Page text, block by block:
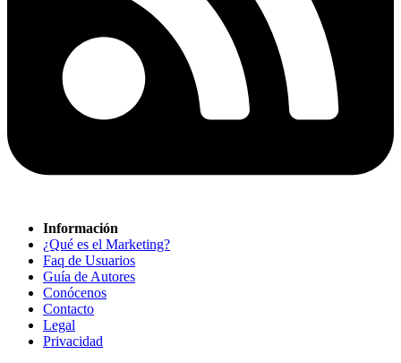
Información
¿Qué es el Marketing?
Faq de Usuarios
Guía de Autores
Conócenos
Contacto
Legal
Privacidad